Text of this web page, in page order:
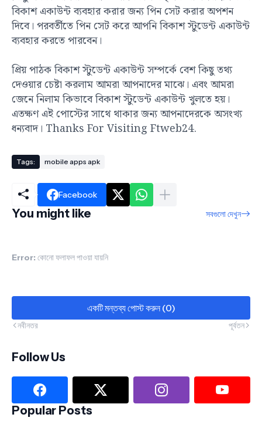
বিকাশ একাউন্ট ব্যবহার করার জন্য পিন সেট করার অপশন
দিবে। পরবর্তীতে পিন সেট করে আপনি বিকাশ স্টুডেন্ট একাউন্ট
ব্যবহার করতে পারবেন।
প্রিয় পাঠক বিকাশ স্টুডেন্ট একাউন্ট সম্পর্কে বেশ কিছু তথ্য
দেওয়ার চেষ্টা করলাম আমরা আপনাদের মাঝে। এবং আমরা
জেনে নিলাম কিভাবে বিকাশ স্টুডেন্ট একাউন্ট খুলতে হয়।
এতক্ষণ এই পোস্টের সাথে থাকার জন্য আপনাদেরকে অসংখ্য
ধন্যবাদ। Thanks For Visiting Ftweb24.
Tags: mobile apps apk
Facebook
You might like সবগুলো দেখুন
Error: কোনো ফলাফল পাওয়া যায়নি
একটি মন্তব্য পোস্ট করুন (0)
নবীনতর পূর্বতন
Follow Us
Popular Posts